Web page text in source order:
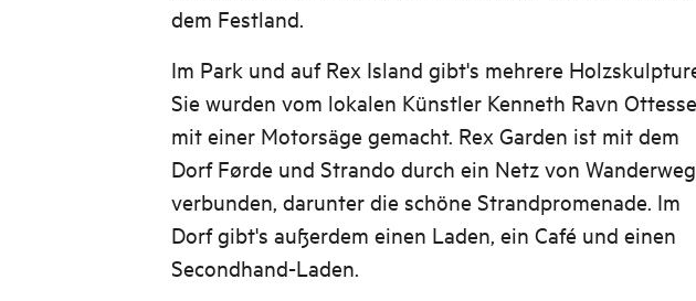
dem Festland.
Im Park und auf Rex Island gibt's mehrere
Sie wurden vom lokalen Künstler Kenneth Ravn
mit einer Motorsäge gemacht. Rex Garden ist mit dem
Dorf Førde und Strando durch ein Netz von
verbunden, darunter die schöne Strandpromenade. Im
Dorf gibt's außerdem einen Laden, ein Café und einen
Secondhand-Laden.